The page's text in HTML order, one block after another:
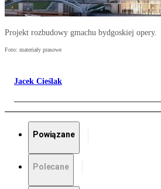
Projekt rozbudowy gmachu bydgoskiej opery.
Foto: materiały prasowe
Jacek Cieślak
Powiązane
Polecane